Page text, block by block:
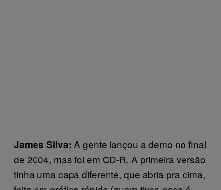
James Silva: A gente lançou a demo no final
de 2004, mas foi em CD-R. A primeira versão
tinha uma capa diferente, que abria pra cima,